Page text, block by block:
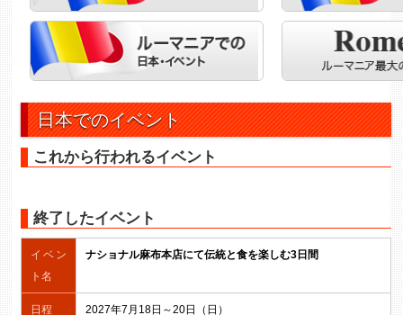
日本でのイベント
これから行われるイベント
終了したイベント
イベン
ト名
ナショナル麻布本店にて伝統と食を楽しむ3日間
日程 2027年7月18日～20日（日）